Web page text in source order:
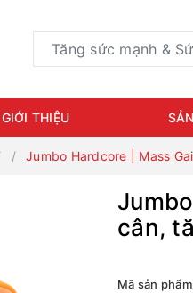
GIỚI THIỆU
Jumbo Hardcore | Mass
cân,
Mã sản